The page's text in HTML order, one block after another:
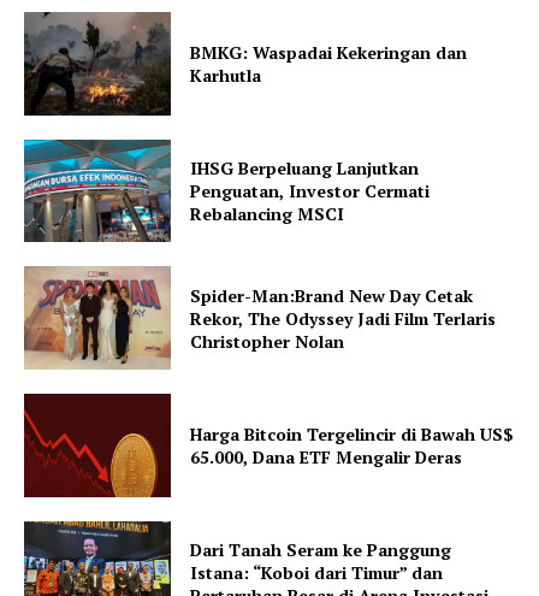
BMKG: Waspadai Kekeringan dan
Karhutla
IHSG Berpeluang Lanjutkan
Penguatan, Investor Cermati
Rebalancing MSCI
Spider-Man:Brand New Day Cetak
Rekor, The Odyssey Jadi Film Terlaris
Christopher Nolan
Harga Bitcoin Tergelincir di Bawah US$
65.000, Dana ETF Mengalir Deras
Dari Tanah Seram ke Panggung
Istana: “Koboi dari Timur” dan